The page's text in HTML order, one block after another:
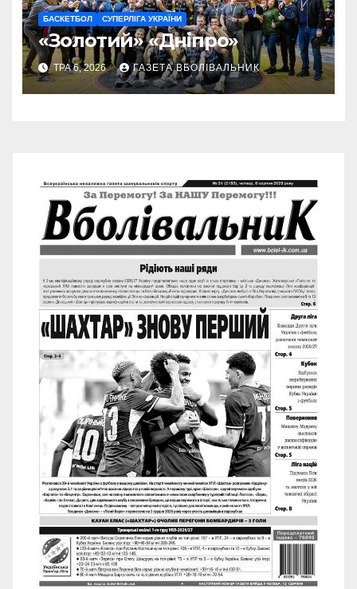
БАСКЕТБОЛ СУПЕРЛІГА УКРАЇНИ
«Золотий» «Дніпро»
ТРА 6, 2026 ГАЗЕТА ВБОЛІВАЛЬНИК